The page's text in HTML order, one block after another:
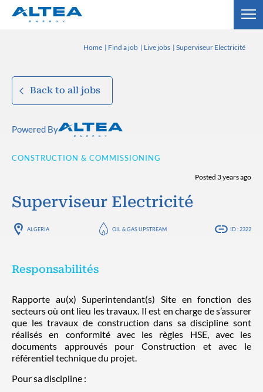
Home Find a job Live jobs Superviseur Electricité
Back to all jobs
Powered By
CONSTRUCTION & COMMISSIONING
Posted 3 years ago
Superviseur Electricité
ALGERIA OIL & GAS UPSTREAM ID : 2322
Responsabilités
Rapporte au(x) Superintendant(s) Site en fonction des
secteurs où ont lieu les travaux. Il est en charge de s’assurer
que les travaux de construction dans sa discipline sont
réalisés en conformité avec les règles HSE, avec les
documents approuvés pour Construction et avec le
référentiel technique du projet.
Pour sa discipline :